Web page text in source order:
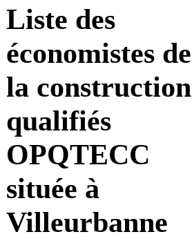
Liste des
économistes de
la construction
qualifiés
OPQTECC
située à
Villeurbanne